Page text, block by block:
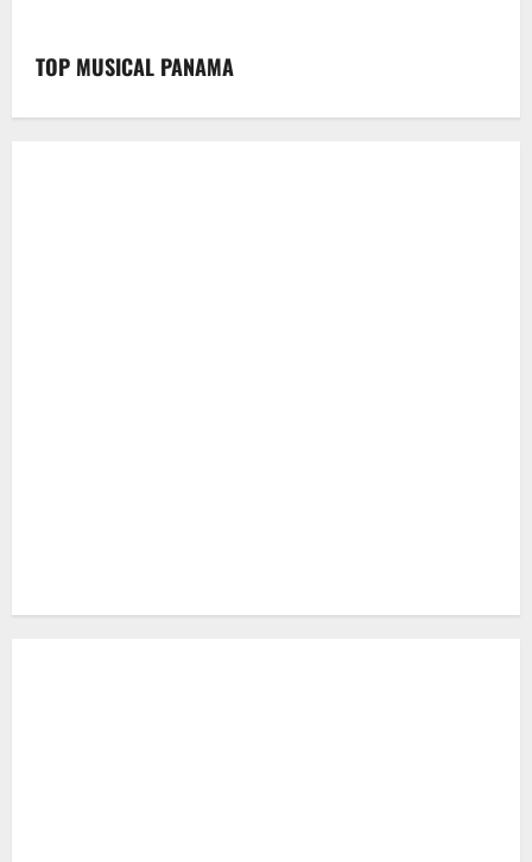
sus
letras
cancionesSer
entradas
TOP MUSICAL PANAMA